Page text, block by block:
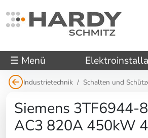
☰ Menü
Industrietechnik Schalten und
Siemens 3TF6944-
AC3 820A 450kW